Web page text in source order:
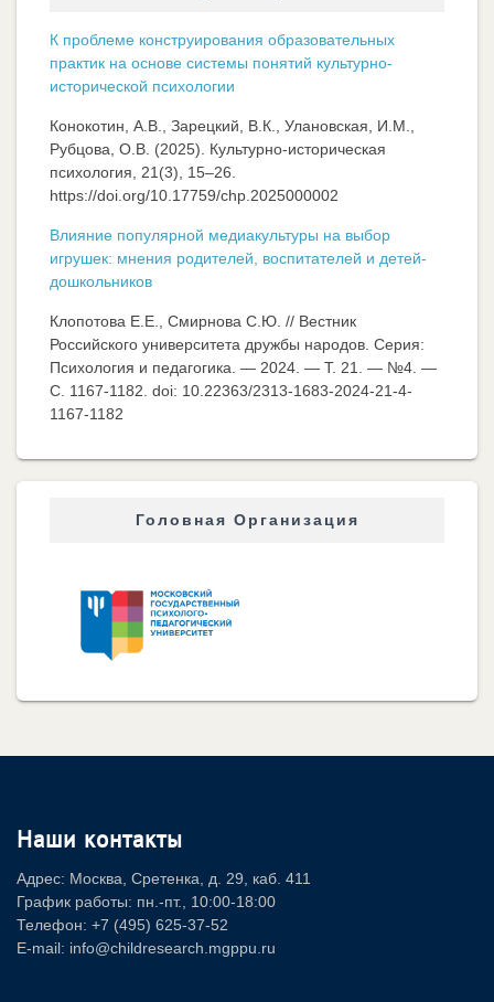
К проблеме конструирования образовательных
практик на основе системы понятий культурно-
исторической психологии
Конокотин, А.В., Зарецкий, В.К., Улановская, И.М.,
Рубцова, О.В. (2025). Культурно-историческая
психология, 21(3), 15–26.
https://doi.org/10.17759/chp.2025000002
Влияние популярной медиакультуры на выбор
игрушек: мнения родителей, воспитателей и детей-
дошкольников
Клопотова Е.Е., Смирнова С.Ю. // Вестник
Российского университета дружбы народов. Серия:
Психология и педагогика. — 2024. — Т. 21. — №4. —
C. 1167-1182. doi: 10.22363/2313-1683-2024-21-4-
1167-1182
Головная Организация
Наши контакты
Адрес: Москва, Сретенка, д. 29, каб. 411
График работы: пн.-пт., 10:00-18:00
Телефон: +7 (495) 625-37-52
E-mail: info@childresearch.mgppu.ru